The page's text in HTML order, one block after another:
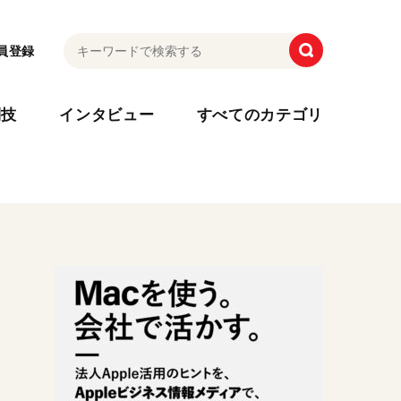
登録
インタビュー すべてのカテゴリ